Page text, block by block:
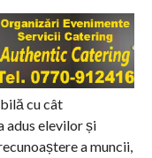
cu cât
adus elevilor și
a muncii,